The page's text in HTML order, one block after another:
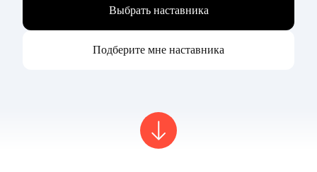
Выбрать наставника
Подберите мне наставника